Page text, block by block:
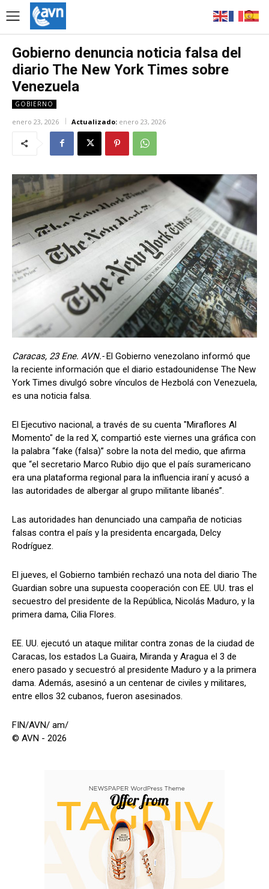
Gobierno denuncia noticia falsa del
diario The New York Times sobre
Venezuela
GOBIERNO
enero 23, 2026 Actualizado: enero 23, 2026
Caracas, 23 Ene. AVN.-El Gobierno venezolano informó que
la reciente información que el diario estadounidense The New
York Times divulgó sobre vínculos de Hezbolá con Venezuela,
es una noticia falsa.
El Ejecutivo nacional, a través de su cuenta "Miraflores Al
Momento" de la red X, compartió este viernes una gráfica con
la palabra “fake (falsa)” sobre la nota del medio, que afirma
que “el secretario Marco Rubio dijo que el país suramericano
era una plataforma regional para la influencia iraní y acusó a
las autoridades de albergar al grupo militante libanés”.
Las autoridades han denunciado una campaña de noticias
falsas contra el país y la presidenta encargada, Delcy
Rodríguez.
El jueves, el Gobierno también rechazó una nota del diario The
Guardian sobre una supuesta cooperación con EE. UU. tras el
secuestro del presidente de la República, Nicolás Maduro, y la
primera dama, Cilia Flores.
EE. UU. ejecutó un ataque militar contra zonas de la ciudad de
Caracas, los estados La Guaira, Miranda y Aragua el 3 de
enero pasado y secuestró al presidente Maduro y a la primera
dama. Además, asesinó a un centenar de civiles y militares,
entre ellos 32 cubanos, fueron asesinados.
FIN/AVN/ am/
© AVN - 2026